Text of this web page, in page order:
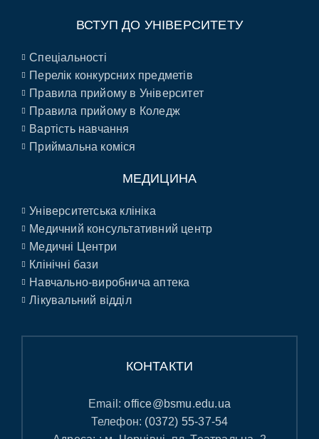
ВСТУП ДО УНІВЕРСИТЕТУ
Спеціальності
Перелік конкурсних предметів
Правила прийому в Університет
Правила прийому в Коледж
Вартість навчання
Приймальна коміся
МЕДИЦИНА
Університетська клініка
Медичний консультативний центр
Медичні Центри
Клінічні бази
Навчально-виробнича аптека
Лікувальний відділ
КОНТАКТИ
Email:office@bsmu.edu.ua
Телефон: (0372) 55-37-54